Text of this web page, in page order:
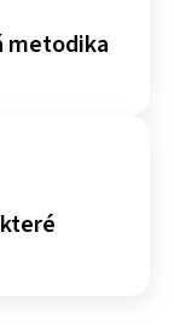
metodika